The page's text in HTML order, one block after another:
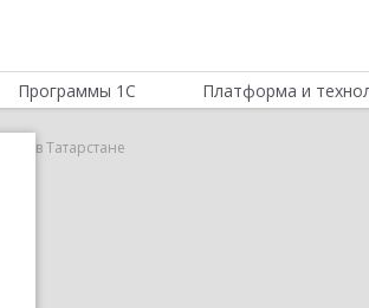
Программы 1С Платформа и
в Татарстане